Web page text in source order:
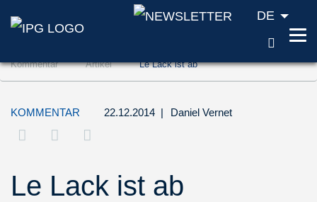
Zum Inhalt springen (Accesskey '1')
Zur Suche springen (Accesskey '2')
Zur Navigation springen (Accesskey '3')
DE
Kommentar Artikel Le Lack ist ab
KOMMENTAR 22.12.2014 | Daniel Vernet
Le Lack ist ab